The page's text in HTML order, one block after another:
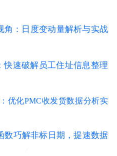
角：日度变动量解析与实战
快速破解员工住址信息整理
优化PMC收发货数据分析实
数巧解非标日期，提速数据